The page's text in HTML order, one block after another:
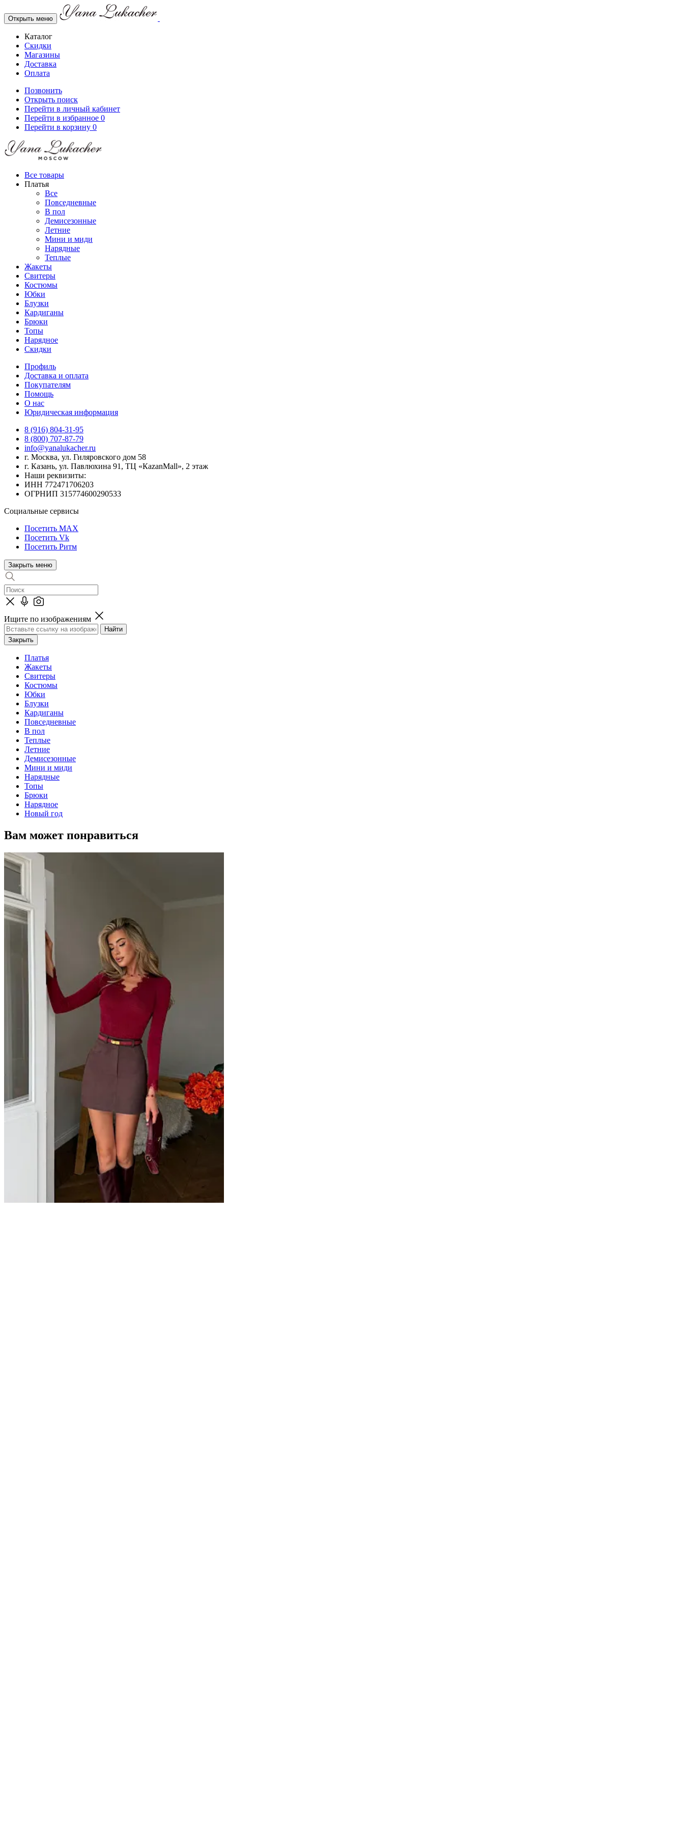
Открыть меню
Каталог
Скидки
Магазины
Доставка
Оплата
Позвонить
Открыть поиск
Перейти в личный кабинет
Перейти в избранное 0
Перейти в корзину 0
Все товары
Платья
Все
Повседневные
В пол
Демисезонные
Летние
Мини и миди
Нарядные
Теплые
Жакеты
Свитеры
Костюмы
Юбки
Блузки
Кардиганы
Брюки
Топы
Нарядное
Скидки
Профиль
Доставка и оплата
Покупателям
Помощь
О нас
Юридическая информация
8 (916) 804-31-95
8 (800) 707-87-79
info@yanalukacher.ru
г. Москва, ул. Гиляровского дом 58
г. Казань, ул. Павлюхина 91, ТЦ «КazanMall», 2 этаж
Наши реквизиты:
ИНН 772471706203
ОГРНИП 315774600290533
Социальные сервисы
Посетить MAX
Посетить Vk
Посетить Ритм
Закрыть меню
Ищите по изображениям
Закрыть
Платья
Жакеты
Свитеры
Костюмы
Юбки
Блузки
Кардиганы
Повседневные
В пол
Теплые
Летние
Демисезонные
Мини и миди
Нарядные
Топы
Брюки
Нарядное
Новый год
Вам может понравиться